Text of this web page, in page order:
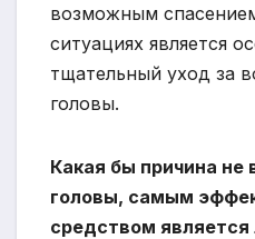
возможным
ситуациях является
тщательный уход за
головы.
Какая бы причина не
головы, самым
средством